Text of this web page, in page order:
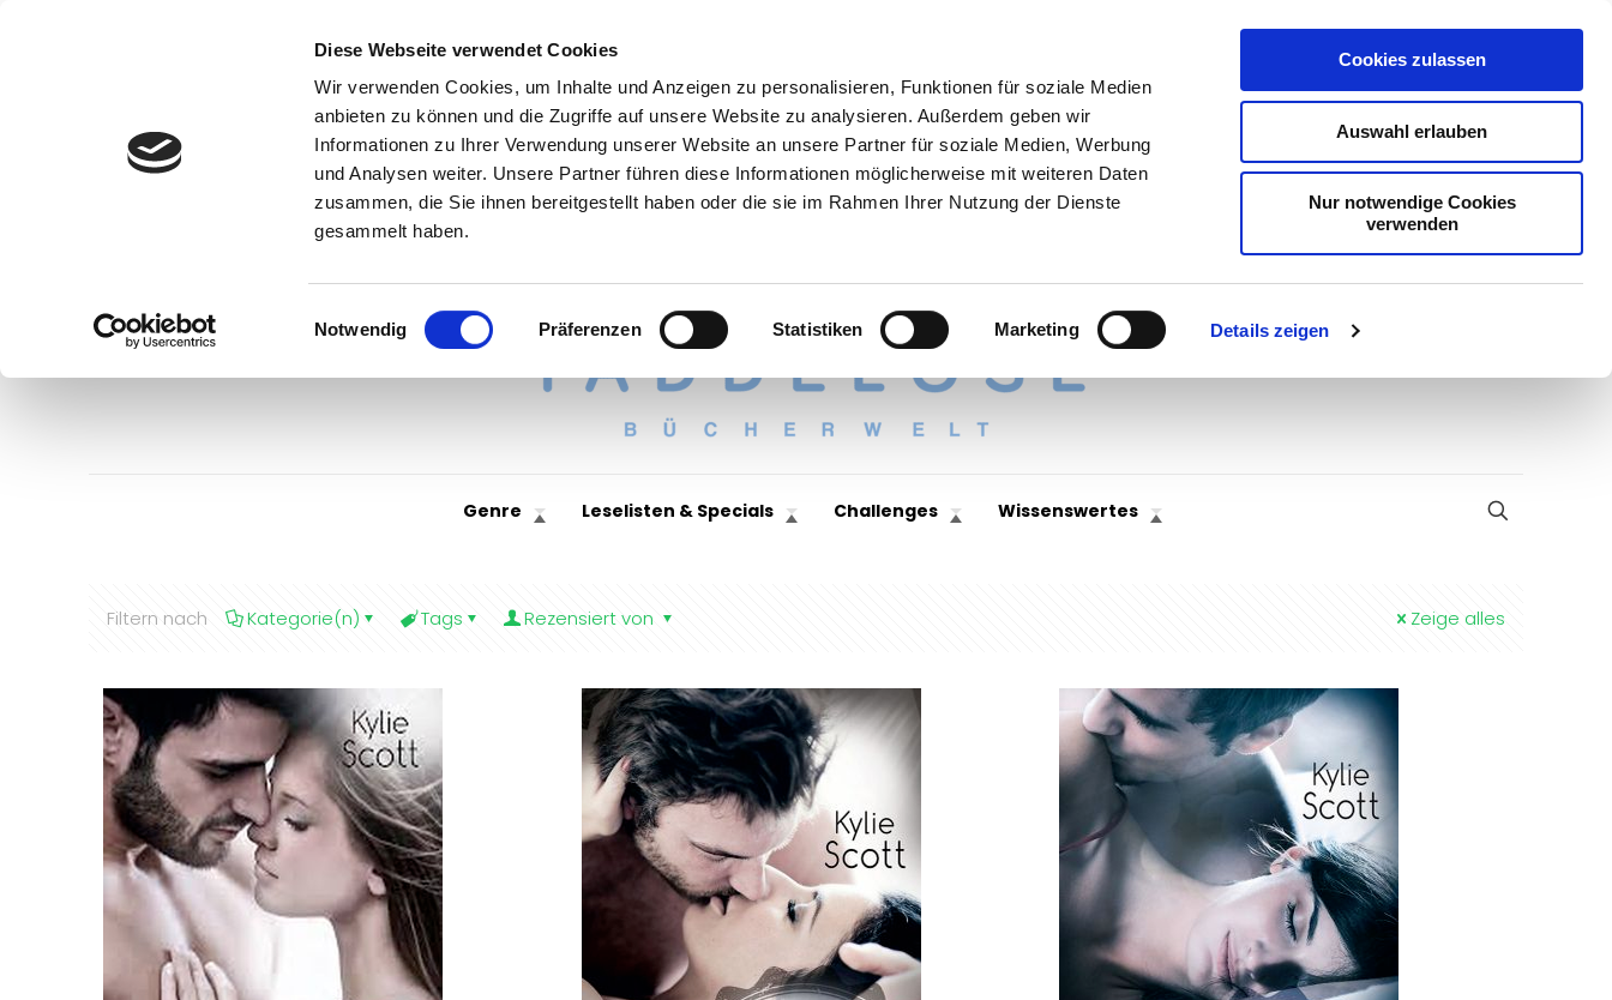
Diese Webseite verwendet Cookies
Wir verwenden Cookies, um Inhalte und Anzeigen zu personalisieren, Funktionen für soziale Medien
anbieten zu können und die Zugriffe auf unsere Website zu analysieren. Außerdem geben wir
Informationen zu Ihrer Verwendung unserer Website an unsere Partner für soziale Medien, Werbung
und Analysen weiter. Unsere Partner führen diese Informationen möglicherweise mit weiteren Daten
zusammen, die Sie ihnen bereitgestellt haben oder die sie im Rahmen Ihrer Nutzung der Dienste
gesammelt haben.
Einwilligungsauswahl
Notwendig Präferenzen Statistiken Marketing Details zeigen
Cookies zulassen
Auswahl erlauben
Nur notwendige Cookies
verwenden
Genre Leselisten & Specials Challenges Wissenswertes
Filtern nach Kategorie(n) Tags Rezensiert von Zeige alles